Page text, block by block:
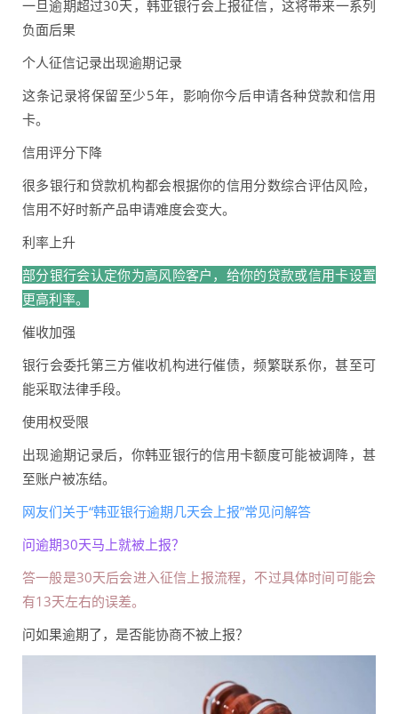
一旦逾期超过30天，韩亚银行会上报征信，这将带来一系列
负面后果
个人征信记录出现逾期记录
这条记录将保留至少5年，影响你今后申请各种贷款和信用
卡。
信用评分下降
很多银行和贷款机构都会根据你的信用分数综合评估风险，
信用不好时新产品申请难度会变大。
利率上升
部分银行会认定你为高风险客户，给你的贷款或信用卡设置
更高利率。
催收加强
银行会委托第三方催收机构进行催债，频繁联系你，甚至可
能采取法律手段。
使用权受限
出现逾期记录后，你韩亚银行的信用卡额度可能被调降，甚
至账户被冻结。
网友们关于“韩亚银行逾期几天会上报”常见问解答
问逾期30天马上就被上报？
答一般是30天后会进入征信上报流程，不过具体时间可能会
有13天左右的误差。
问如果逾期了，是否能协商不被上报？